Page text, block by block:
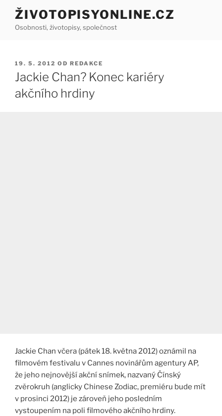
Přejít
obsahu
ŽIVOTOPISYONLINE.CZ
Osobnosti, životopisy, společnost
PUBLIKOVÁNO
19. 5. 2012 OD REDAKCE
Jackie Chan? Konec kariéry
akčního hrdiny
Jackie Chan včera (pátek 18. května 2012) oznámil na
filmovém festivalu v Cannes novinářům agentury AP,
že jeho nejnovější akční snímek, nazvaný Čínský
zvěrokruh (anglicky Chinese Zodiac, premiéru bude mít
v prosinci 2012) je zároveň jeho posledním
vystoupením na poli filmového akčního hrdiny.